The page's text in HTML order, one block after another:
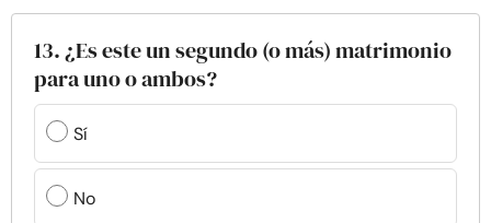
13. ¿Es este un segundo (o más) matrimonio
para uno o ambos?
Sí
No